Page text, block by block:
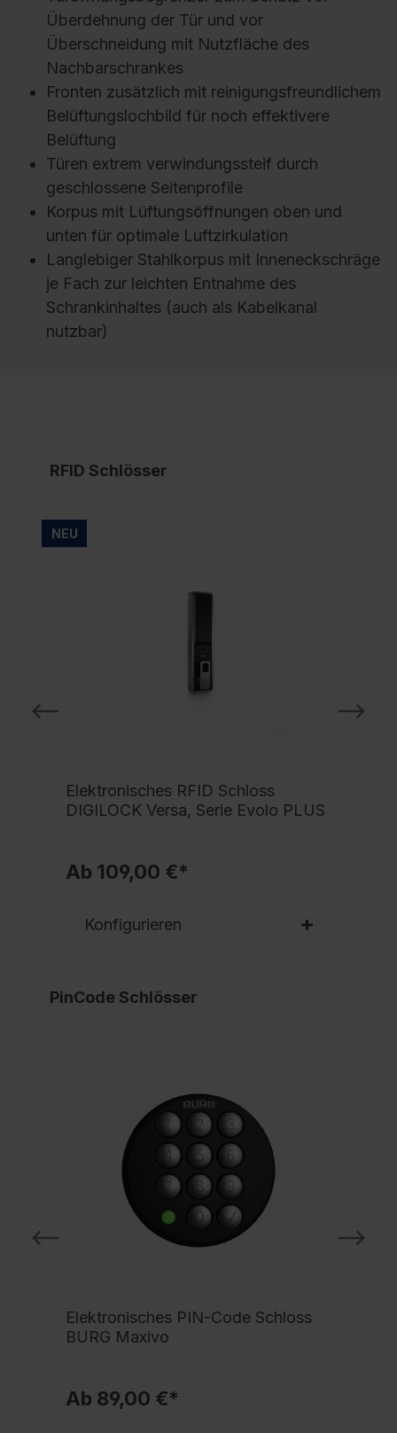
Überdehnung der Tür und vor
Überschneidung mit Nutzfläche des
Nachbarschrankes
Fronten zusätzlich mit reinigungsfreundlichem
Belüftungslochbild für noch effektivere
Belüftung
Türen extrem verwindungssteif durch
geschlossene Seitenprofile
Korpus mit Lüftungsöffnungen oben und
unten für optimale Luftzirkulation
Langlebiger Stahlkorpus mit Inneneckschräge
je Fach zur leichten Entnahme des
Schrankinhaltes (auch als Kabelkanal
nutzbar)
RFID Schlösser
NEU
Elektronisches RFID Schloss
DIGILOCK Versa, Serie Evolo PLUS
Ab 109,00 €*
Konfigurieren
PinCode Schlösser
Elektronisches PIN-Code Schloss
BURG Maxivo
Ab 89,00 €*